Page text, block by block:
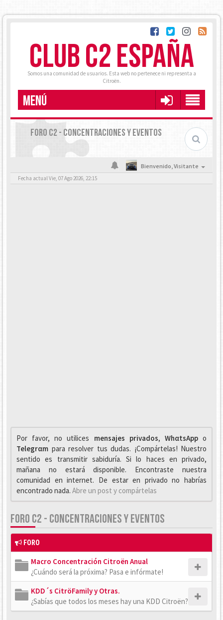
CLUB C2 ESPAÑA
Somos una comunidad de usuarios. Esta web no pertenece ni representa a
Citroën.
MENÚ
FORO C2 - CONCENTRACIONES Y EVENTOS
Bienvenido,Visitante
Fecha actual Vie, 07 Ago 2026, 22:15
Por favor, no utilices mensajes privados, WhαtsAppo
Telegrαm para resolver tus dudas. ¡Compártelas! Nuestro
sentido es transmitir sabiduría. Si lo haces en privado,
mañana no estará disponible. Encontraste nuestra
comunidad en internet. De estar en privado no habrías
encontrado nada. Abre un post y compártelas
FORO C2 - CONCENTRACIONES Y EVENTOS
FORO
Macro Concentración Citroën Anual
¿Cuándo será la próxima? Pasa e infórmate!
KDD´s CitröFamily y Otras.
¿Sabías que todos los meses hay una KDD Citroën?